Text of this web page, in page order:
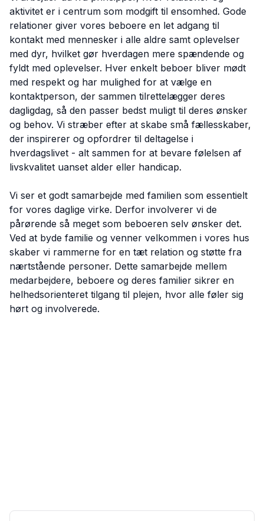
aktivitet er i centrum som modgift til ensomhed. Gode
relationer giver vores beboere en let adgang til
kontakt med mennesker i alle aldre samt oplevelser
med dyr, hvilket gør hverdagen mere spændende og
fyldt med oplevelser. Hver enkelt beboer bliver mødt
med respekt og har mulighed for at vælge en
kontaktperson, der sammen tilrettelægger deres
dagligdag, så den passer bedst muligt til deres ønsker
og behov. Vi stræber efter at skabe små fællesskaber,
der inspirerer og opfordrer til deltagelse i
hverdagslivet - alt sammen for at bevare følelsen af
livskvalitet uanset alder eller handicap.
Vi ser et godt samarbejde med familien som essentielt
for vores daglige virke. Derfor involverer vi de
pårørende så meget som beboeren selv ønsker det.
Ved at byde familie og venner velkommen i vores hus
skaber vi rammerne for en tæt relation og støtte fra
nærtstående personer. Dette samarbejde mellem
medarbejdere, beboere og deres familier sikrer en
helhedsorienteret tilgang til plejen, hvor alle føler sig
hørt og involverede.